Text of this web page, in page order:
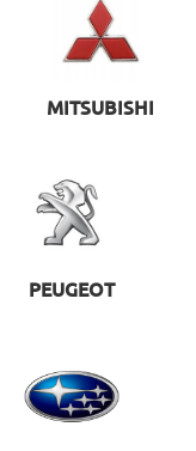
MITSUBISHI
PEUGEOT